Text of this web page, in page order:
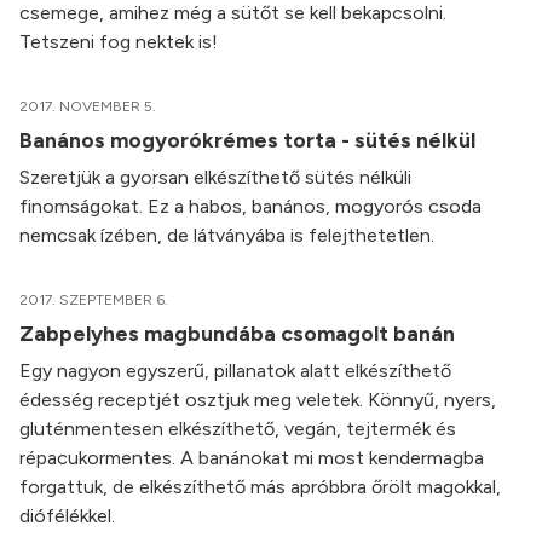
csemege, amihez még a sütőt se kell bekapcsolni.
Tetszeni fog nektek is!
2017. NOVEMBER 5.
Banános mogyorókrémes torta - sütés nélkül
Szeretjük a gyorsan elkészíthető sütés nélküli
finomságokat. Ez a habos, banános, mogyorós csoda
nemcsak ízében, de látványába is felejthetetlen.
2017. SZEPTEMBER 6.
Zabpelyhes magbundába csomagolt banán
Egy nagyon egyszerű, pillanatok alatt elkészíthető
édesség receptjét osztjuk meg veletek. Könnyű, nyers,
gluténmentesen elkészíthető, vegán, tejtermék és
répacukormentes. A banánokat mi most kendermagba
forgattuk, de elkészíthető más apróbbra őrölt magokkal,
diófélékkel.